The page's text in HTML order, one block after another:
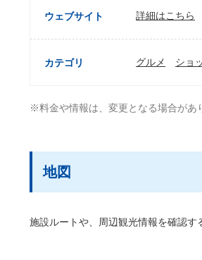
ウェブサイト 詳細はこちら
カテゴリ グルメ ショ
※料金や情報は、変更となる場合があ
地図
施設ルートや、周辺観光情報を確認す